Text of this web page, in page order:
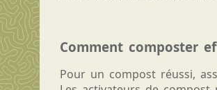
Comment composter
Pour un compost réussi,